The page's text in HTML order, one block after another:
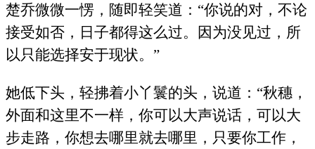
楚乔微微一愣，随即轻笑道：“你说的对，不论
接受如否，日子都得这么过。因为没见过，所
以只能选择安于现状。”
她低下头，轻拂着小丫鬟的头，说道：“秋穗，
外面和这里不一样，你可以大声说话，可以大
步走路，你想去哪里就去哪里，只要你工作，